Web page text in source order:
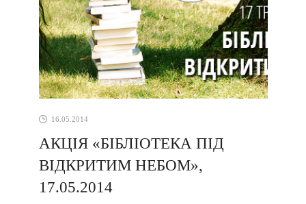
16.05.2014
АКЦІЯ «БІБЛІОТЕКА ПІД
ВІДКРИТИМ НЕБОМ»,
17.05.2014